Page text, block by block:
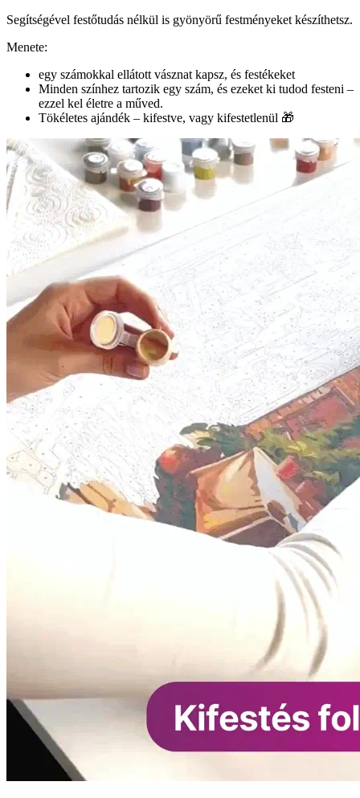
Segítségével festőtudás nélkül is gyönyörű festményeket készíthetsz.
Menete:
egy számokkal ellátott vásznat kapsz, és festékeket
Minden színhez tartozik egy szám, és ezeket ki tudod festeni –
ezzel kel életre a műved.
Tökéletes ajándék – kifestve, vagy kifestetlenül 🎁